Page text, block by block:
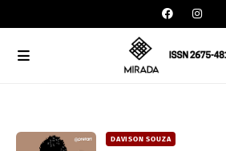
DAVISON SOUZA